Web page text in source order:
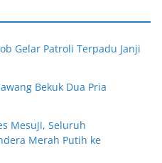
Gelar Patroli Terpadu Janji
Bekuk Dua Pria
Mesuji, Seluruh
Merah Putih ke